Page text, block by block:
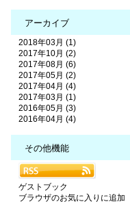
アーカイブ
2018年03月 (1)
2017年10月 (2)
2017年08月 (6)
2017年05月 (2)
2017年04月 (4)
2017年03月 (1)
2016年05月 (3)
2016年04月 (4)
その他機能
ゲストブック
ブラウザのお気に入りに追加